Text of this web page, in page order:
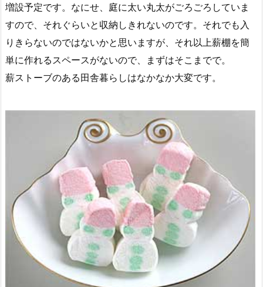
増設予定です。なにせ、庭に太い丸太がごろごろしていま
すので、それぐらいと収納しきれないのです。それでも入
りきらないのではないかと思いますが、それ以上薪棚を簡
単に作れるスペースがないので、まずはそこまでで。
薪ストーブのある田舎暮らしはなかなか大変です。